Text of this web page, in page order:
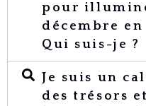
pour
décembre
Qui suis-je ?
Je suis un
des trésors